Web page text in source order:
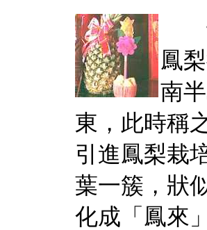
十
鳳
南
東，此時稱
引進鳳梨栽
葉一簇，狀
化成「鳳來